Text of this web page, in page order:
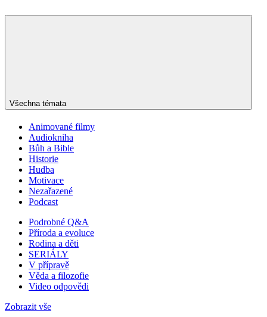
Všechna témata
Animované filmy
Audiokniha
Bůh a Bible
Historie
Hudba
Motivace
Nezařazené
Podcast
Podrobné Q&A
Příroda a evoluce
Rodina a děti
SERIÁLY
V přípravě
Věda a filozofie
Video odpovědi
Zobrazit vše